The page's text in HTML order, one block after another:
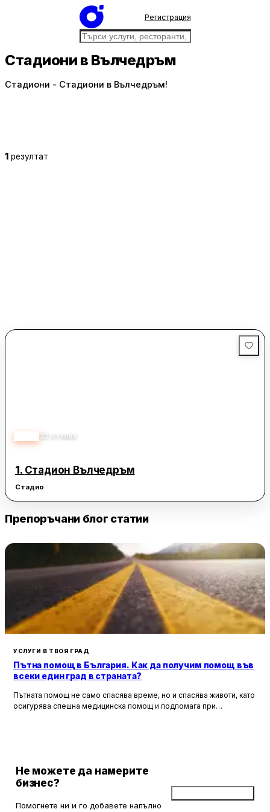
Регистрация
Стадиони в Вълчедръм
Стадиони - Стадиони в Вълчедръм!
1 резултат
32 отзива
1. Стадион Вълчедръм
Стадио
Препоръчани блог статии
УСЛУГИ В ТВОЯ ГРАД
Пътна помощ в България. Как да получим помощ във
всеки един град в страната?
Пътната помощ не само спасява време, но и спасява животи, като
осигурява спешна медицинска помощ и подпомага при
Не можете да намерите
бизнес?
Помогнете ни и го добавете напълно